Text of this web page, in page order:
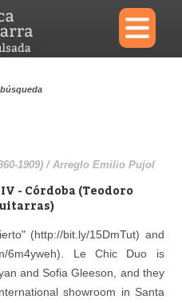
×
Diccionario
Reproductor
1909) / Arreglo Emilio Pujol
- Córdoba (Teodoro
(http://bit.ly/15DmTut) and
6m4yweh). Le Chic Duo is
and Sofia Gleeson, and they
showroom in Santa